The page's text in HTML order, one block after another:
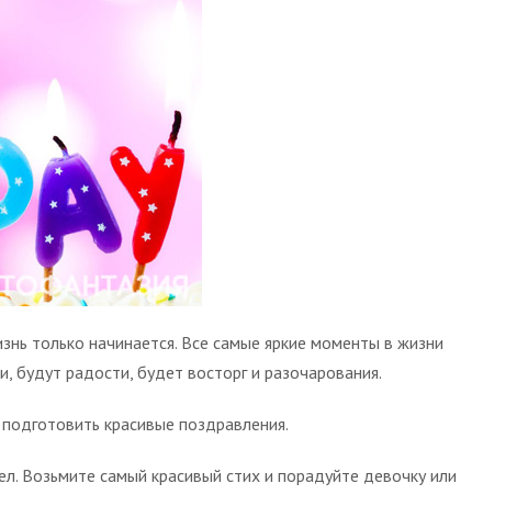
только начинается. Все самые яркие моменты в жизни
радости, будет восторг и разочарования.
красивые поздравления.
Возьмите самый красивый стих и порадуйте девочку или